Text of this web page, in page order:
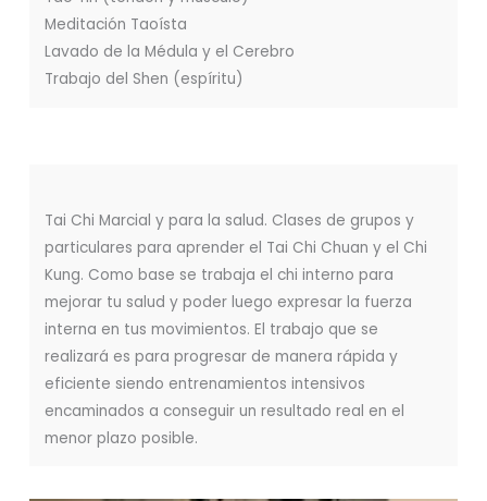
Meditación Taoísta
Lavado de la Médula y el Cerebro
Trabajo del Shen (espíritu)
Tai Chi Marcial y para la salud. Clases de grupos y
particulares para aprender el Tai Chi Chuan y el Chi
Kung. Como base se trabaja el chi interno para
mejorar tu salud y poder luego expresar la fuerza
interna en tus movimientos. El trabajo que se
realizará es para progresar de manera rápida y
eficiente siendo entrenamientos intensivos
encaminados a conseguir un resultado real en el
menor plazo posible.